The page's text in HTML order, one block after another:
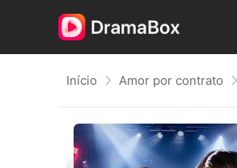
Início Amor por contrato